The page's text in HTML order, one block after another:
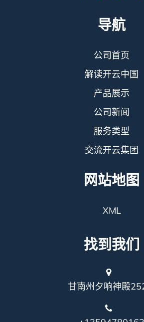
导航
公司首页
解读开云中国
产品展示
公司新闻
服务类型
交流开云集团
网站地图
XML
找到我们
甘南州夕响神殿